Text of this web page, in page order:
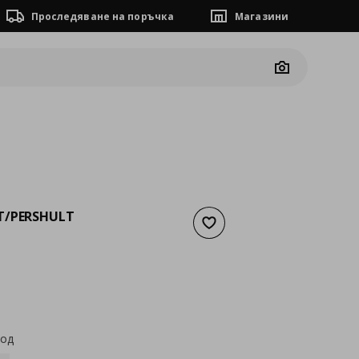
Проследяване на поръчка Магазини
Camera
Добави към списъка с
PERSHULT